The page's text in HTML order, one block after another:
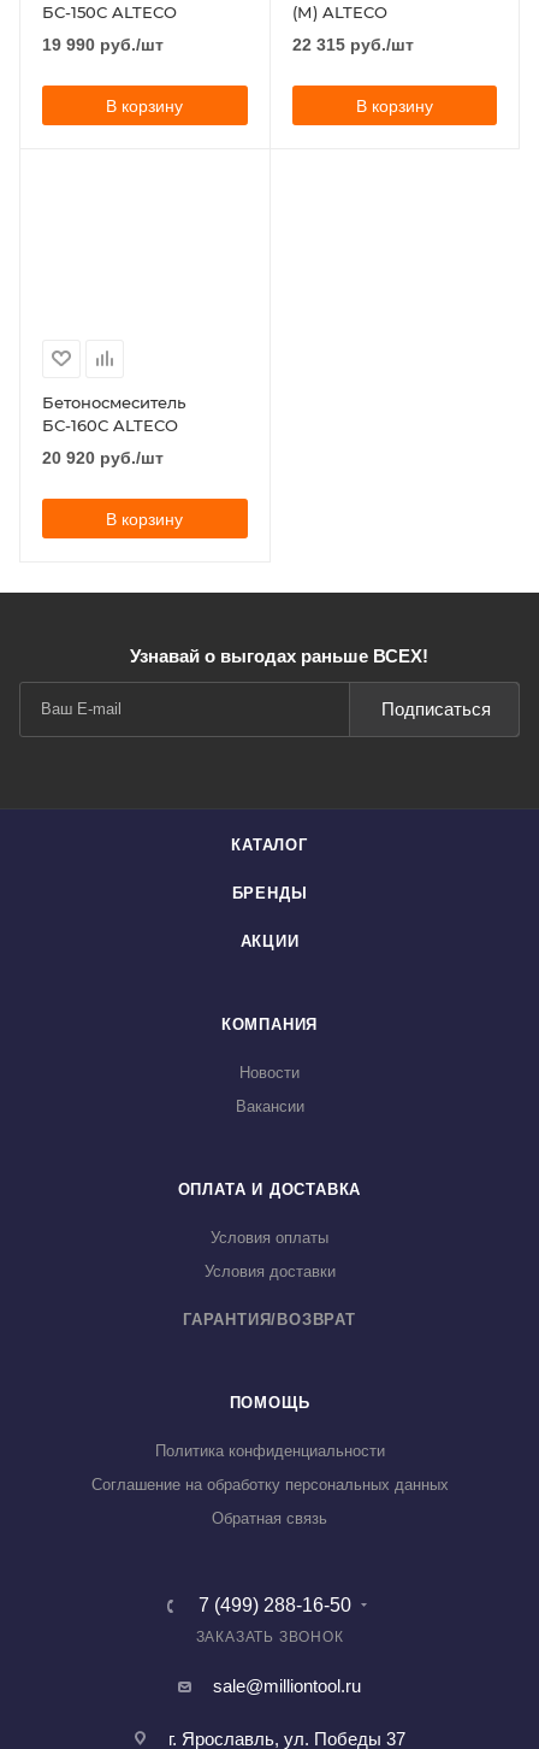
БС-150С ALTECO
19 990 руб./шт
В корзину
(М) ALTECO
22 315руб./шт
В корзину
Бетоносмеситель
БС-160С ALTECO
20 920 руб./шт
В корзину
Узнавай о выгодах раньше ВСЕХ!
Подписаться
КАТАЛОГ
БРЕНДЫ
АКЦИИ
КОМПАНИЯ
Новости
Вакансии
ОПЛАТА И ДОСТАВКА
Условия оплаты
Условия доставки
ГАРАНТИЯ/ВОЗВРАТ
ПОМОЩЬ
Политика конфиденциальности
Соглашение на обработку персональных данных
Обратная связь
7 (499) 288-16-50
ЗАКАЗАТЬ ЗВОНОК
sale@milliontool.ru
г. Ярославль, ул. Победы 37